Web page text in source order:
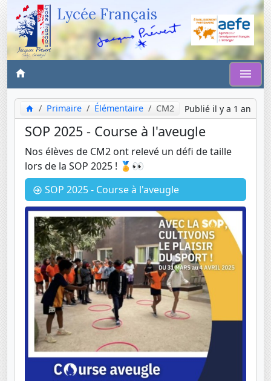
Lycée Français
Primaire Élémentaire CM2 Publié il y a 1 an
SOP 2025 - Course à l'aveugle
Nos élèves de CM2 ont relevé un défi de taille
lors de la SOP 2025 ! 🏅👀
SOP 2025 - Course à l'aveugle